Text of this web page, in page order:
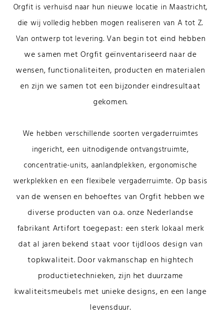
Orgfit is verhuisd naar hun nieuwe locatie in Maastricht,
die wij volledig hebben mogen realiseren van A tot Z.
Van ontwerp tot levering.Van begin tot eind hebben
we samen met Orgfit geïnventariseerd naar de
wensen, functionaliteiten, producten en materialen
en zijn we samen tot een bijzonder eindresultaat
gekomen.
We hebben verschillende soorten vergaderruimtes
ingericht, een uitnodigende ontvangstruimte,
concentratie-units, aanlandplekken, ergonomische
werkplekken en een flexibele vergaderruimte. Op basis
van de wensen en behoeftes van Orgfit hebben we
diverse producten van o.a. onze Nederlandse
fabrikant Artifort toegepast: een sterk lokaal merk
dat al jaren bekend staat voor tijdloos design van
topkwaliteit. Door vakmanschap en hightech
productietechnieken, zijn het duurzame
kwaliteitsmeubels met unieke designs, en een lange
levensduur.